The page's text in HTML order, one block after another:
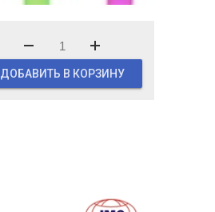
ДОБАВИТЬ В КОРЗИНУ